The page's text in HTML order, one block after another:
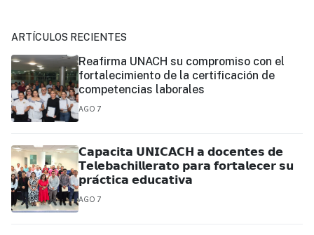
ARTÍCULOS RECIENTES
Reafirma UNACH su compromiso con el
fortalecimiento de la certificación de
competencias laborales
AGO 7
𝗖𝗮𝗽𝗮𝗰𝗶𝘁𝗮 𝗨𝗡𝗜𝗖𝗔𝗖𝗛 𝗮 𝗱𝗼𝗰𝗲𝗻𝘁𝗲𝘀 𝗱𝗲
𝗧𝗲𝗹𝗲𝗯𝗮𝗰𝗵𝗶𝗹𝗹𝗲𝗿𝗮𝘁𝗼 𝗽𝗮𝗿𝗮 𝗳𝗼𝗿𝘁𝗮𝗹𝗲𝗰𝗲𝗿 𝘀𝘂
𝗽𝗿𝗮́𝗰𝘁𝗶𝗰𝗮 𝗲𝗱𝘂𝗰𝗮𝘁𝗶𝘃𝗮
AGO 7